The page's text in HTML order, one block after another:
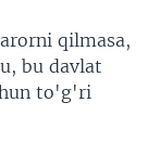
qilmasa,
bu davlat
to'g'ri